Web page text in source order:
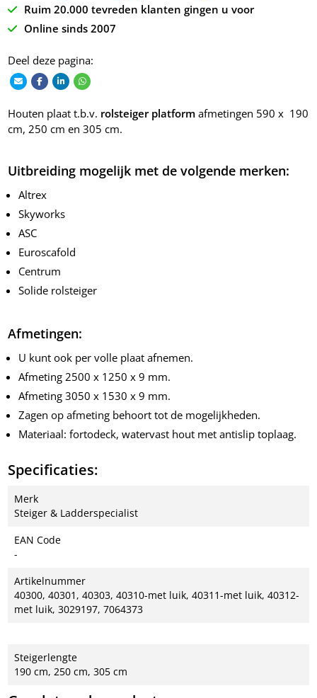
Ruim 20.000 tevreden klanten gingen u voor
Online sinds 2007
Deel deze pagina:
Houten plaat t.b.v. rolsteiger platform afmetingen 590 x 190
cm, 250 cm en 305 cm.
Uitbreiding mogelijk met de volgende merken:
Altrex
Skyworks
ASC
Euroscafold
Centrum
Solide rolsteiger
Afmetingen:
U kunt ook per volle plaat afnemen.
Afmeting 2500 x 1250 x 9 mm.
Afmeting 3050 x 1530 x 9 mm.
Zagen op afmeting behoort tot de mogelijkheden.
Materiaal: fortodeck, watervast hout met antislip toplaag.
Specificaties:
Merk
Steiger & Ladderspecialist
EAN Code
-
Artikelnummer
40300, 40301, 40303, 40310-met luik, 40311-met luik, 40312-
met luik, 3029197, 7064373
Steigerlengte
190 cm, 250 cm, 305 cm